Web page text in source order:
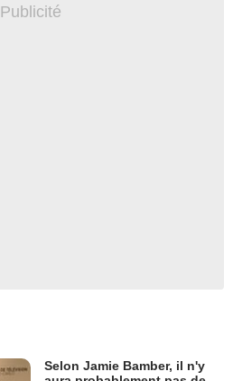
Selon Jamie Bamber, il n'y